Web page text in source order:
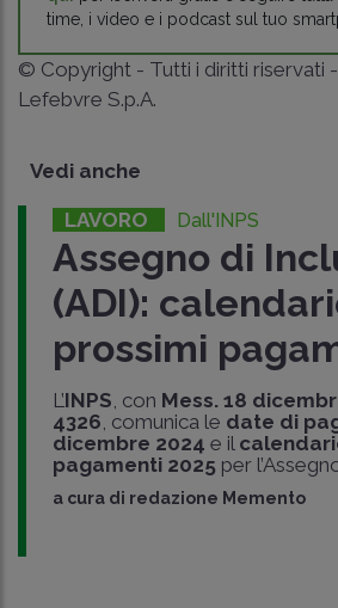
time, i video e i podcast sul tuo
© Copyright - Tutti i diritti riservati -
Lefebvre S.p.A.
Vedi anche
LAVORO Dall'INPS
Assegno di
(ADI):
prossimi
L’INPS, con Mess. 18
4326, comunica le date di
dicembre 2024 e il
pagamenti 2025per
a cura di redazione Memento